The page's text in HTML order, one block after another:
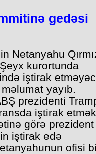
gedəsi
Netanyahu
kurortunda
iştirak
yayıb.
prezidenti
iştirak
görə prezident
iştirak edə
ofisi